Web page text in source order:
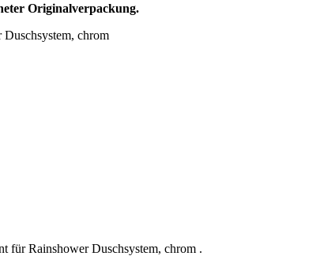
Originalverpackung.
chrom
für Rainshower Duschsystem, chrom .